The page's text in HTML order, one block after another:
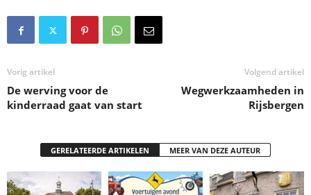
Vorig artikel
De werving voor de
kinderraad gaat van start
Volgend artikel
Wegwerkzaamheden in
Rijsbergen
GERELATEERDE ARTIKELEN MEER VAN DEZE AUTEUR